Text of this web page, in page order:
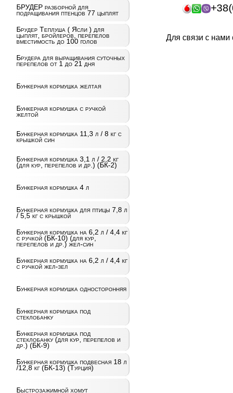
БРУДЕР разборной для
подращивания птенцов 77 цыплят
Брудер Теплуша ( Ясли ) для
цыплят, бройлеров, перепелов
вместимость до 100 голов
Брудера для выращивания суточных
перепелов от 1 до 21 дня
Бункерная кормушка желтая
Бункерная кормушка с ручкой
желтой
Бункерная кормушка 11,3 л / 8 кг с
крышкой син
Бункерная кормушка 3,1 л / 2,2 кг
(для кур, перепелов и др.) (БК-2)
Бункерная кормушка 4 л
Бункерная кормушка для птицы 7,8 л
/ 5,5 кг с крышкой
Бункерная кормушка на 6,2 л / 4,4 кг
с ручкой (БК-10) (для кур,
перепелов и др.) жел-син
Бункерная кормушка на 6,2 л / 4,4 кг
с ручкой жел-зел
Бункерная кормушка односторонняя
Бункерная кормушка под
стеклобанку
Бункерная кормушка под
стеклобанку (для кур, перепелов и
др.) (БК-9)
Бункерная кормушка подвесная 18 л
/12,8 кг (БК-13) (Турция)
Быстрозажимной хомут
Для связи с